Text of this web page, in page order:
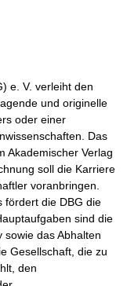
e. V. verleiht den
und originelle
oder einer
Das
Akademischer Verlag
soll die Karriere
voranbringen.
fördert die DBG die
sind die
sowie das Abhalten
Gesellschaft, die zu
den